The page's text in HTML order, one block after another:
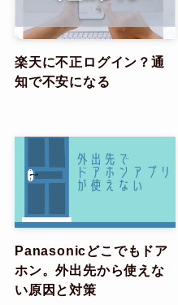
楽天に不正ログイン？通
知で不安になる
Panasonicどこでもドア
ホン。外出先から使えな
い原因と対策